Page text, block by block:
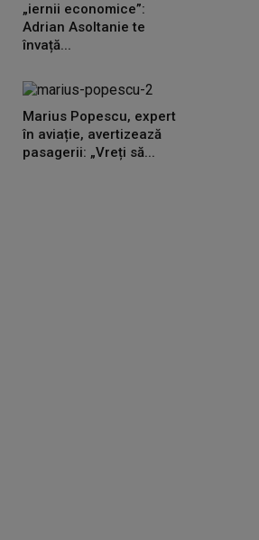
„iernii economice”:
Adrian Asoltanie te
învață...
Marius Popescu, expert
în aviație, avertizează
pasagerii: „Vreți să...